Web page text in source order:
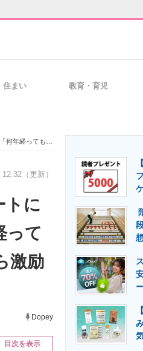
経営リーダーのコミュニティ
製造業のIT導入・活用を支援
エネルギーの専門メディア
住まい 教育・育児
ファンから激励の声
（更新）
トに
って
激励
Dopey
目次を表示